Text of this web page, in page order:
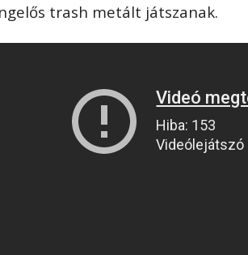
trash metált játszanak.